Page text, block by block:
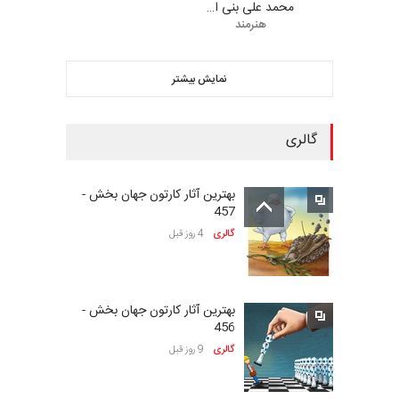
مهلت 25 روز دیگر
مهلت 25 روز دیگر
مهلت 27 روز دیگر
محمد علی بنی ا…
هنرمند
نمایش بیشتر
گالری
بهترین آثار کارتون جهان بخش -
457
گالری 4 روز قبل
بهترین آثار کارتون جهان بخش -
456
گالری 9 روز قبل